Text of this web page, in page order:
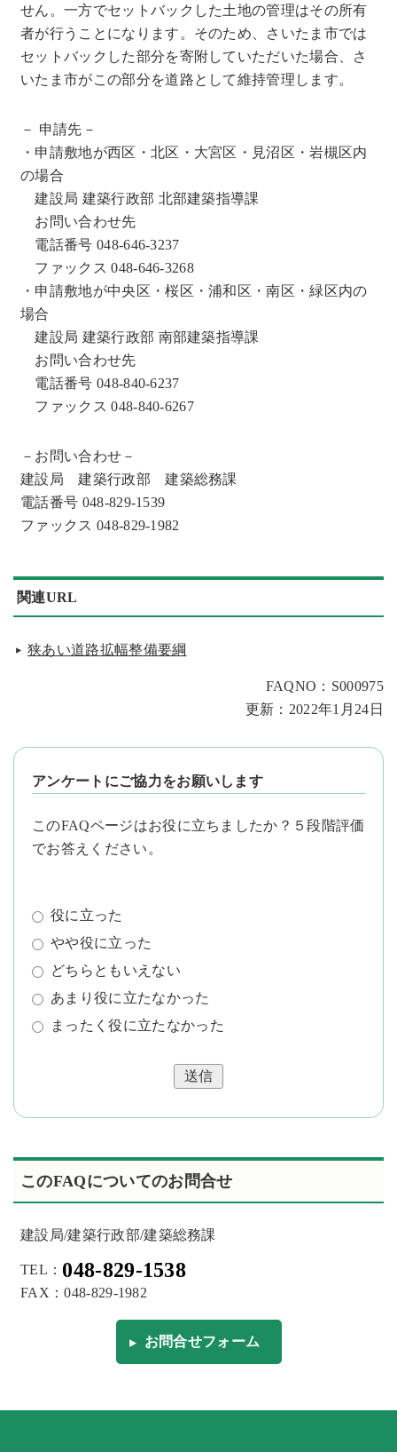
せん。一方でセットバックした土地の管理はその所有
者が行うことになります。そのため、さいたま市では
セットバックした部分を寄附していただいた場合、さ
いたま市がこの部分を道路として維持管理します。
－ 申請先－
・申請敷地が西区・北区・大宮区・見沼区・岩槻区内
の場合
建設局 建築行政部 北部建築指導課
お問い合わせ先
電話番号 048-646-3237
ファックス 048-646-3268
・申請敷地が中央区・桜区・浦和区・南区・緑区内の
場合
建設局 建築行政部 南部建築指導課
お問い合わせ先
電話番号 048-840-6237
ファックス 048-840-6267
－お問い合わせ－
建設局 建築行政部 建築総務課
電話番号 048-829-1539
ファックス 048-829-1982
関連URL
狭あい道路拡幅整備要綱
FAQNO：S000975
更新：2022年1月24日
アンケートにご協力をお願いします
このFAQページはお役に立ちましたか？５段階評価
でお答えください。
役に立った
やや役に立った
どちらともいえない
あまり役に立たなかった
まったく役に立たなかった
送信
このFAQについてのお問合せ
建設局/建築行政部/建築総務課
TEL： 048-829-1538
FAX：048-829-1982
お問合せフォーム